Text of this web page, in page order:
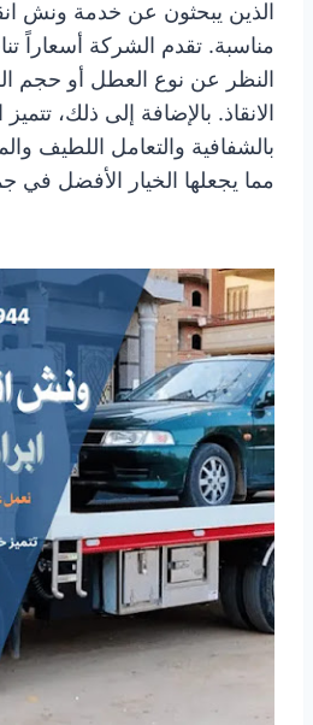
الذين يبحثون عن خدمة ونش
مناسبة. تقدم الشركة أسعاراً
النظر عن نوع العطل أو حجم
الانقاذ. بالإضافة إلى ذلك،
بالشفافية والتعامل اللطيف
مما يجعلها الخيار الأفضل في